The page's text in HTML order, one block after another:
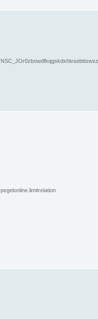
pegelonline.limitrelation